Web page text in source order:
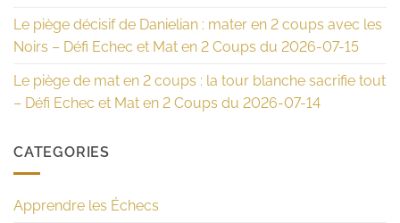
Le piège décisif de Danielian : mater en 2 coups avec les
Noirs – Défi Echec et Mat en 2 Coups du 2026-07-15
Le piège de mat en 2 coups : la tour blanche sacrifie tout
– Défi Echec et Mat en 2 Coups du 2026-07-14
CATEGORIES
Apprendre les Échecs